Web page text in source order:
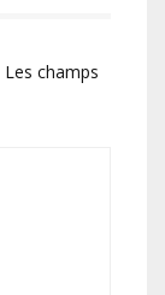
Les champs